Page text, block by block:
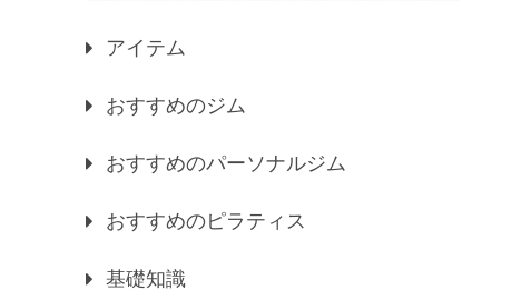
アイテム
おすすめのジム
おすすめのパーソナルジム
おすすめのピラティス
基礎知識